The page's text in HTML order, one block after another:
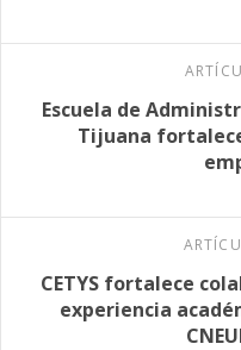
Escuela de
Tijuana
CETYS fortalece
experiencia